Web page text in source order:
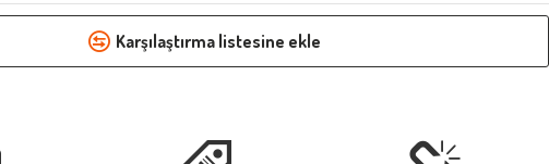
Karşılaştırma listesine ekle